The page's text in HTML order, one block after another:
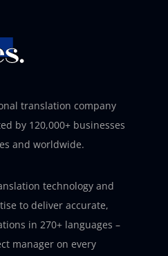
translation company
by 120,000+ businesses
and worldwide.
technology and
to deliver accurate,
in 270+ languages –
manager on every